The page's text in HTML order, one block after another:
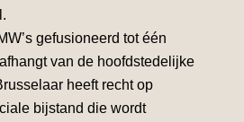
gefusioneerd tot één
van de hoofdstedelijke
heeft recht op
bijstand die wordt